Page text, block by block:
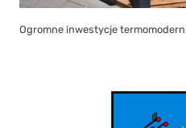
Ogromne inwestycje